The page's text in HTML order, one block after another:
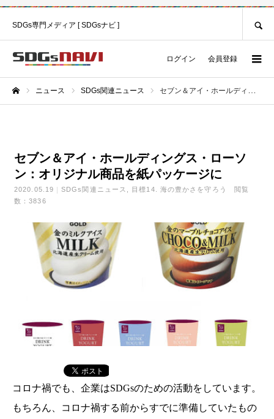
SDGs専門メディア [ SDGsナビ ]
ログイン 会員登録
ニュース SDGs関連ニュース セブン＆アイ・ホールディングス・ローソン：オリジナル商品を紙パッケージに
セブン＆アイ・ホールディングス・ローソ
ン：オリジナル商品を紙パッケージに
2020.05.19 SDGs関連ニュース 目標14. 海の豊かさを守ろう
閲覧
数：3836
コロナ禍でも、企業はSDGsのための活動をしています。
もちろん、コロナ禍する前からすでに準備していたもの